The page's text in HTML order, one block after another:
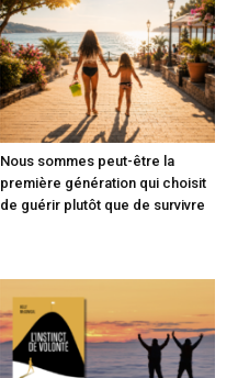
Nous sommes peut-être la
première génération qui choisit
de guérir plutôt que de survivre